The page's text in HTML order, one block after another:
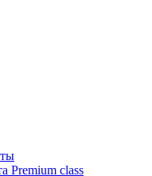
Premium class